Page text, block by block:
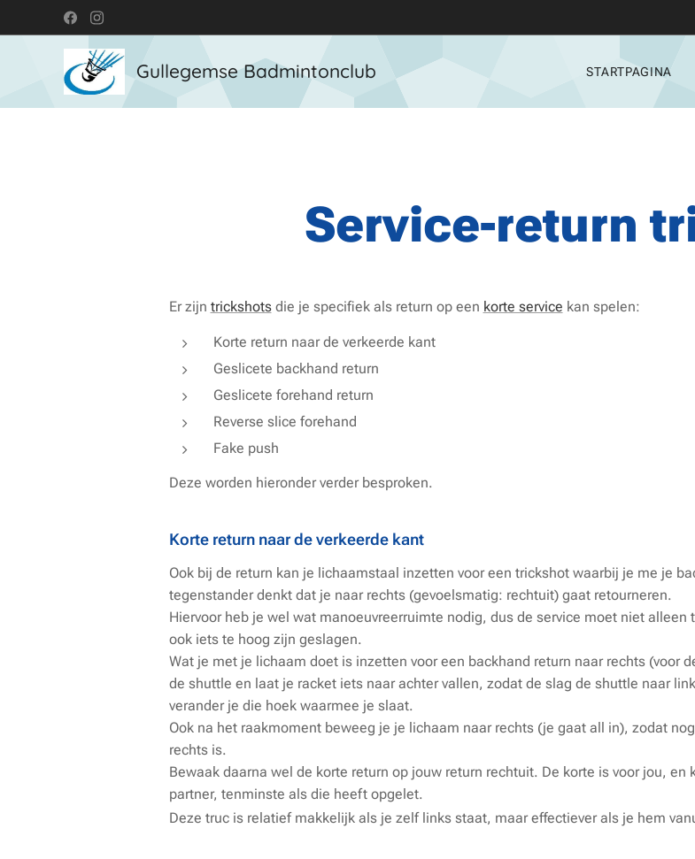
Gullegemse Badmintonclub STARTPAGINA
Service-return
Er zijn trickshotsdie je specifiek als return op een korte service kan spelen:
Korte return naar de verkeerde kant
Geslicete backhand return
Geslicete forehand return
Reverse slice forehand
Fake push
Deze worden hieronder verder besproken.
Korte return naar de verkeerde kant
Ook bij de return kan je lichaamstaal inzetten voor een trickshot waarbij je me je
tegenstander denkt dat je naar rechts (gevoelsmatig: rechtuit) gaat retourneren.
Hiervoor heb je wel wat manoeuvreerruimte nodig, dus de service moet niet
ook iets te hoog zijn geslagen.
Wat je met je lichaam doet is inzetten voor een backhand return naar rechts (voor
de shuttle en laat je racket iets naar achter vallen, zodat de slag de shuttle naar
verander je die hoek waarmee je slaat.
Ook na het raakmoment beweeg je je lichaam naar rechts (je gaat all in), zodat
rechts is.
Bewaak daarna wel de korte return op jouw return rechtuit. De korte is voor jou,
partner, tenminste als die heeft opgelet.
Deze truc is relatief makkelijk als je zelf links staat, maar effectiever als je hem